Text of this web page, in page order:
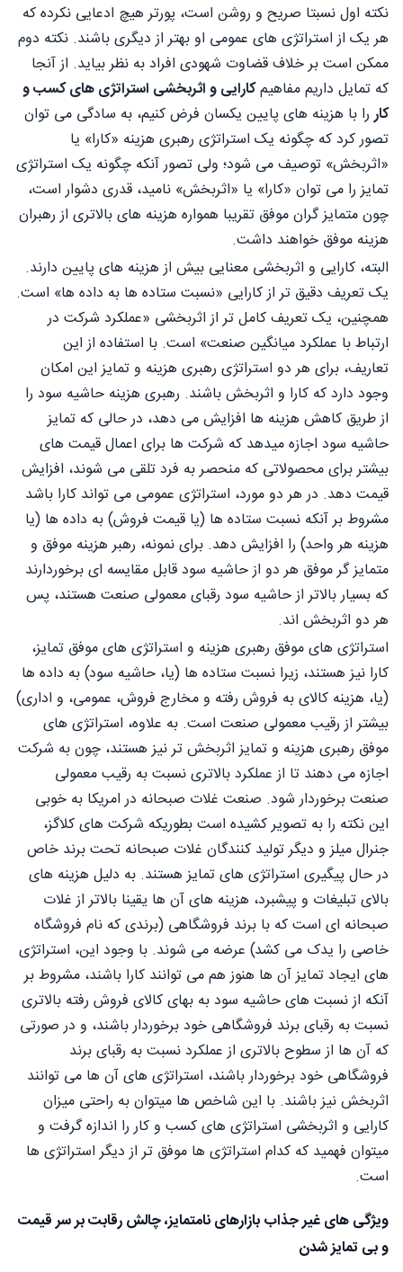
نکته اول نسبتا صریح و روشن است، پورتر هیچ ادعایی نکرده که
هر یک از استراتژی های عمومی او بهتر از دیگری باشند. نکته دوم
ممکن است بر خلاف قضاوت شهودی افراد به نظر بیاید. از آنجا
که تمایل داریم مفاهیمکارایی و اثربخشی استراتژی های کسب و
کاررا با هزینه های پایین یکسان فرض کنیم، به سادگی می توان
تصور کرد که چگونه یک استراتژی رهبری هزینه «کارا» یا
«اثربخش» توصیف می شود؛ ولی تصور آنکه چگونه یک استراتژی
تمایز را می توان «کارا» یا «اثربخش» نامید، قدری دشوار است،
چون متمایز گران موفق تقریبا همواره هزینه های بالاتری از رهبران
هزینه موفق خواهند داشت.
البته، کارایی و اثربخشی معنایی بیش از هزینه های پایین دارند.
یک تعریف دقیق تر از کارایی «نسبت ستاده ها به داده ها» است.
همچنین، یک تعریف کامل تر از اثربخشی «عملکرد شرکت در
ارتباط با عملکرد میانگین صنعت» است. با استفاده از این
تعاریف، برای هر دو استراتژی رهبری هزینه و تمایز این امکان
وجود دارد که کارا و اثربخش باشند. رهبری هزینه حاشیه سود را
از طریق کاهش هزینه ها افزایش می دهد، در حالی که تمایز
حاشیه سود اجازه میدهد که شرکت ها برای اعمال قیمت های
بیشتر برای محصولاتی که منحصر به فرد تلقی می شوند، افزایش
قیمت دهد. در هر دو مورد، استراتژی عمومی می تواند کارا باشد
مشروط بر آنکه نسبت ستاده ها (یا قیمت فروش) به داده ها (یا
هزینه هر واحد) را افزایش دهد. برای نمونه، رهبر هزینه موفق و
متمایز گر موفق هر دو از حاشیه سود قابل مقایسه ای برخوردارند
که بسیار بالاتر از حاشیه سود رقبای معمولی صنعت هستند، پس
هر دو اثربخش اند.
استراتژی های موفق رهبری هزینه و استراتژی های موفق تمایز،
کارا نیز هستند، زیرا نسبت ستاده ها (یا، حاشیه سود) به داده ها
(یا، هزینه کالای به فروش رفته و مخارج فروش، عمومی، و اداری)
بیشتر از رقیب معمولی صنعت است. به علاوه، استراتژی های
موفق رهبری هزینه و تمایز اثربخش تر نیز هستند، چون به شرکت
اجازه می دهند تا از عملکرد بالاتری نسبت به رقیب معمولی
صنعت برخوردار شود. صنعت غلات صبحانه در امریکا به خوبی
این نکته را به تصویر کشیده است بطوریکه شرکت های کلاگز،
جنرال میلز و دیگر تولید کنندگان غلات صبحانه تحت برند خاص
در حال پیگیری استراتژی های تمایز هستند. به دلیل هزینه های
بالای تبلیغات و پیشبرد، هزینه های آن ها يقينا بالاتر از غلات
صبحانه ای است که با برند فروشگاهی (برندی که نام فروشگاه
خاصی را یدک می کشد) عرضه می شوند. با وجود این، استراتژی
های ایجاد تمایز آن ها هنوز هم می توانند کارا باشند، مشروط بر
آنکه از نسبت های حاشیه سود به بهای کالای فروش رفته بالاتری
نسبت به رقبای برند فروشگاهی خود برخوردار باشند، و در صورتی
که آن ها از سطوح بالاتری از عملکرد نسبت به رقبای برند
فروشگاهی خود برخوردار باشند، استراتژی های آن ها می توانند
اثربخش نیز باشند. با این شاخص ها میتوان به راحتی میزان
کارایی و اثربخشی استراتژی های کسب و کار را اندازه گرفت و
میتوان فهمید که کدام استراتژی ها موفق تر از دیگر استراتژی ها
است.
ویژگی های غیر جذاب بازارهای نامتمایز، چالش رقابت بر سر قیمت
و بی تمایز شدن